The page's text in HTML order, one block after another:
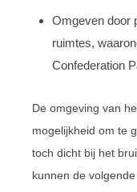
Omgeven door
ruimtes,
Confederation
De omgeving van
mogelijkheid om te
toch dicht bij het
kunnen de